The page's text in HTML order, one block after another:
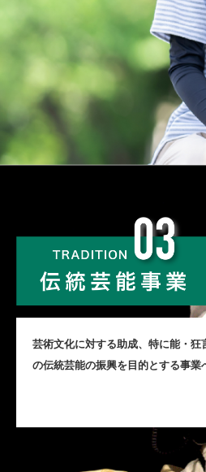
芸術⽂化に対する助成、特に能・狂
の伝統芸能の振興を⽬的とする事業